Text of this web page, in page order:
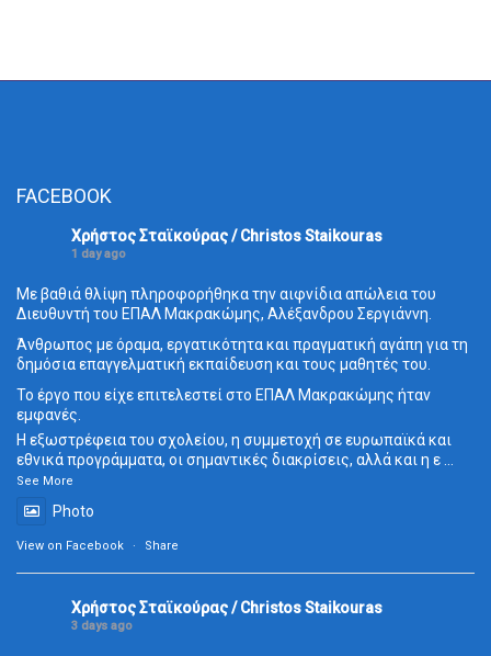
FACEBOOK
Χρήστος Σταϊκούρας / Christos Staikouras
1 day ago
Με βαθιά θλίψη πληροφορήθηκα την αιφνίδια απώλεια του
Διευθυντή του ΕΠΑΛ Μακρακώμης, Αλέξανδρου Σεργιάννη.
Άνθρωπος με όραμα, εργατικότητα και πραγματική αγάπη για τη
δημόσια επαγγελματική εκπαίδευση και τους μαθητές του.
Το έργο που είχε επιτελεστεί στο ΕΠΑΛ Μακρακώμης ήταν
εμφανές.
Η εξωστρέφεια του σχολείου, η συμμετοχή σε ευρωπαϊκά και
εθνικά προγράμματα, οι σημαντικές διακρίσεις, αλλά και η ε...
See More
Photo
View on Facebook · Share
Χρήστος Σταϊκούρας / Christos Staikouras
3 days ago